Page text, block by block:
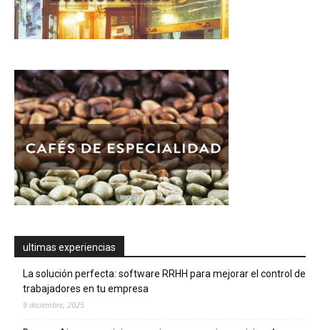
ultimas experiencias
La solución perfecta: software RRHH para mejorar el control de
trabajadores en tu empresa
9 diciembre, 2025